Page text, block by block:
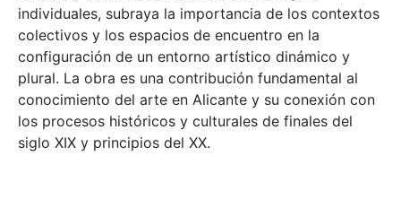
individuales, subraya la importancia de los contextos
colectivos y los espacios de encuentro en la
configuración de un entorno artístico dinámico y
plural. La obra es una contribución fundamental al
conocimiento del arte en Alicante y su conexión con
los procesos históricos y culturales de finales del
siglo XIX y principios del XX.